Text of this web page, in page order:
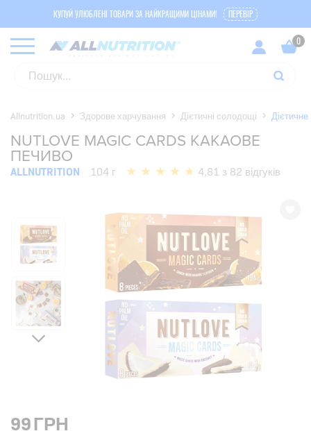
КУПУЙ УЛЮБЛЕНІ ТОВАРИ ЗА НАЙКРАЩИМИ ЦІНАМИ! ПЕРЕВІР
Allnutrition.ua Здорове харчування Дієтичні солодощі
NUTLOVE MAGIC CARDS КАКАОВЕ
ПЕЧИВО
ALLNUTRITION 104 г 4,81 з 82 відгуків
99ГРН